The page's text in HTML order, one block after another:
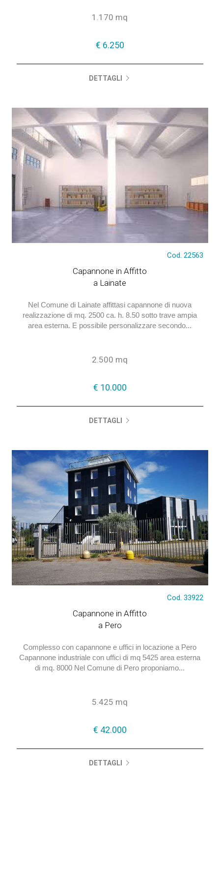
1.170 mq
€ 6.250
DETTAGLI
Cod. 22563
Capannone in Affitto
a Lainate
Nel Comune di Lainate affittasi capannone di nuova
realizzazione di mq. 2500 ca. h. 8.50 sotto trave ampia
area esterna. E possibile personalizzare secondo...
2.500 mq
€ 10.000
DETTAGLI
Cod. 33922
Capannone in Affitto
a Pero
Complesso con capannone e uffici in locazione a Pero
Capannone industriale con uffici di mq 5425 area esterna
di mq. 8000 Nel Comune di Pero proponiamo...
5.425 mq
€ 42.000
DETTAGLI